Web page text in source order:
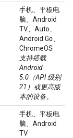
手机、平板电
脑、Android
TV、Auto、
Android Go、
ChromeOS
支持搭载
Android
5.0（API 级别
21）或更高版
本的设备。
手机、平板电
脑、Android
TV